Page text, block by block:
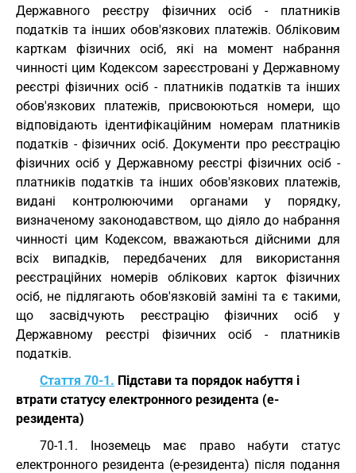
Державного реєстру фізичних осіб - платників
податків та інших обов'язкових платежів. Обліковим
карткам фізичних осіб, які на момент набрання
чинності цим Кодексом зареєстровані у Державному
реєстрі фізичних осіб - платників податків та інших
обов'язкових платежів, присвоюються номери, що
відповідають ідентифікаційним номерам платників
податків - фізичних осіб. Документи про реєстрацію
фізичних осіб у Державному реєстрі фізичних осіб -
платників податків та інших обов'язкових платежів,
видані контролюючими органами у порядку,
визначеному законодавством, що діяло до набрання
чинності цим Кодексом, вважаються дійсними для
всіх випадків, передбачених для використання
реєстраційних номерів облікових карток фізичних
осіб, не підлягають обов'язковій заміні та є такими,
що засвідчують реєстрацію фізичних осіб у
Державному реєстрі фізичних осіб - платників
податків.
Стаття 70-1. Підстави та порядок набуття і
втрати статусу електронного резидента (е-
резидента)
70-1.1. Іноземець має право набути статус
електронного резидента (е-резидента) після подання